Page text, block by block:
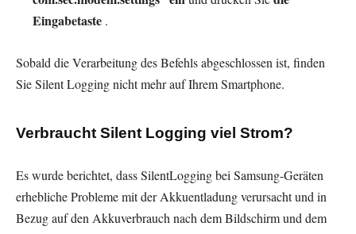
Eingabetaste .
Sobald die Verarbeitung des Befehls abgeschlossen ist, finden
Sie Silent Logging nicht mehr auf Ihrem Smartphone.
Verbraucht Silent Logging viel Strom?
Es wurde berichtet, dass SilentLogging bei Samsung-Geräten
erhebliche Probleme mit der Akkuentladung verursacht und in
Bezug auf den Akkuverbrauch nach dem Bildschirm und dem